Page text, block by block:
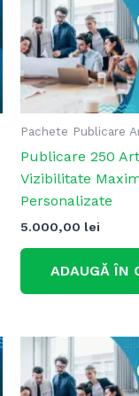
Pachete Publicare
Publicare 250
Vizibilitate
Personalizate
5.000,00 lei
ADAUGĂ ÎN